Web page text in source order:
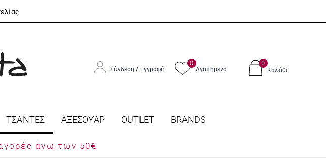
Σύνδεση / Εγγραφή
0
Αγαπημένα
0
Καλάθι
ΤΣΑΝΤΕΣ ΑΞΕΣΟΥΑΡ OUTLET BRANDS
άνω των 50€